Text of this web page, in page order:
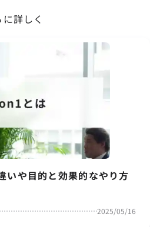
詳しく
いや目的と効果的なやり方
2025/05/16